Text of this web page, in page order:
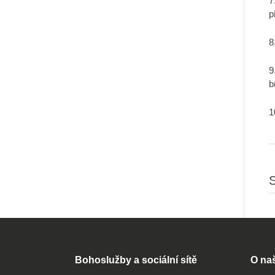
8.
9.
Bohoslužby a sociální sítě O